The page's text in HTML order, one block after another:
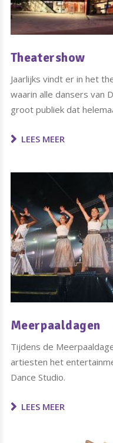
Theatershow
Jaarlijks vindt er in het
waarin alle dansers van
groot publiek dat
LEES MEER
Meerpaaldagen
Tijdens de
artiesten het
Dance Studio.
LEES MEER